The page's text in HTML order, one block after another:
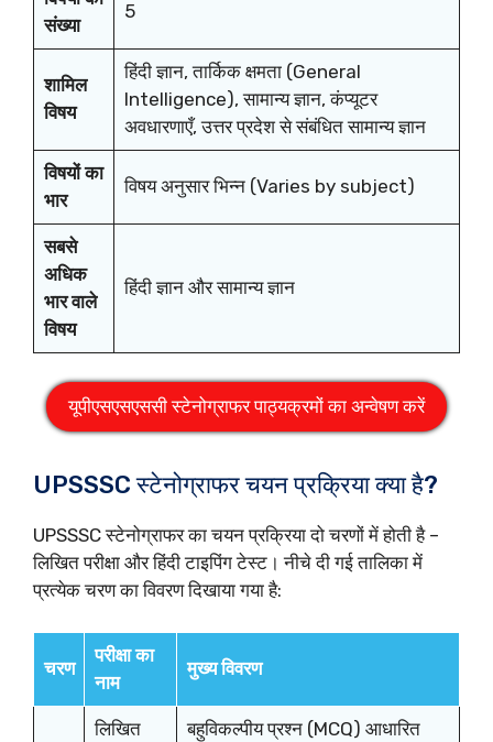
संख्या
5
शामिल
विषय
हिंदी ज्ञान, तार्किक क्षमता (General
Intelligence), सामान्य ज्ञान, कंप्यूटर
अवधारणाएँ, उत्तर प्रदेश से संबंधित सामान्य ज्ञान
विषयों का
भार
विषय अनुसार भिन्न (Varies by subject)
सबसे
अधिक
भार वाले
विषय
हिंदी ज्ञान और सामान्य ज्ञान
यूपीएसएसएससी स्टेनोग्राफर पाठ्यक्रमों का अन्वेषण करें
UPSSSC स्टेनोग्राफर चयन प्रक्रिया क्या है?
UPSSSC स्टेनोग्राफर का चयन प्रक्रिया दो चरणों में होती है –
लिखित परीक्षा और हिंदी टाइपिंग टेस्ट। नीचे दी गई तालिका में
प्रत्येक चरण का विवरण दिखाया गया है:
चरण
परीक्षा का
नाम
मुख्य विवरण
लिखित
बहुविकल्पीय प्रश्न (MCQ) आधारित